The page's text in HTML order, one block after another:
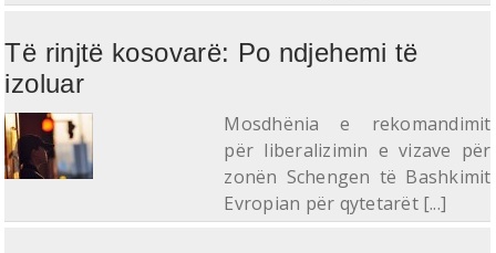
Të rinjtë kosovarë: Po ndjehemi të
izoluar
Mosdhënia e rekomandimit
për liberalizimin e vizave për
zonën Schengen të Bashkimit
Evropian për qytetarët [...]